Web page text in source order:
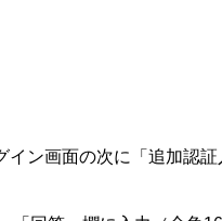
イン画面の次に「追加認